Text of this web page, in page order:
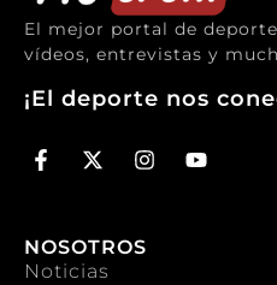
El mejor portal de
vídeos, entrevistas y
¡El deporte nos
NOSOTROS
Noticias